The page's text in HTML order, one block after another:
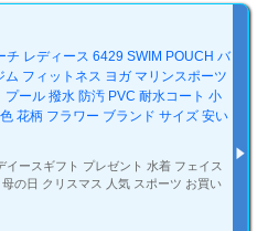
チ レディース 6429 SWIM POUCH バ
ム フィットネス ヨガ マリンスポーツ
プール 撥水 防汚 PVC 耐水コート 小
花柄 フラワー ブランド サイズ 安い
イースギフト プレゼント 水着 フェイス
の日 クリスマス 人気 スポーツ お買い